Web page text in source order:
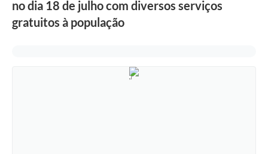
no dia 18 de julho com diversos serviços
gratuitos à população